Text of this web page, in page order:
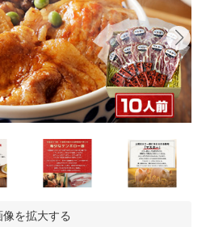
像を拡大する